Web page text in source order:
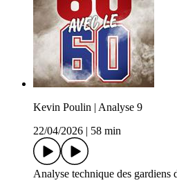
Kevin Poulin | Analyse 9
22/04/2026
58 min
Analyse technique des gardiens